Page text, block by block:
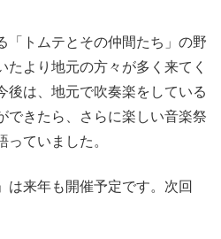
「トムテとその仲間たち」の野
たより地元の方々が多く来てく
後は、地元で吹奏楽をしている
できたら、さらに楽しい音楽祭
ていました。
は来年も開催予定です。次回